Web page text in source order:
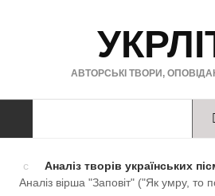
АВТОРСЬКІ ТВОРИ,
Аналіз творів українських
Аналіз вірша "Заповіт" ("Як умру, то